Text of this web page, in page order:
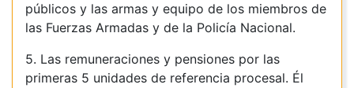
públicos y las armas y equipo de los miembros de
las Fuerzas Armadas y de la Policía Nacional.
5. Las remuneraciones y pensiones por las
primeras 5 unidades de referencia procesal. Él